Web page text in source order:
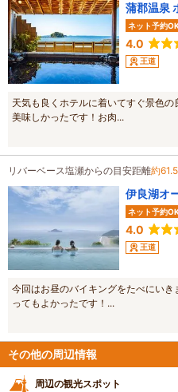
蒲郡温泉
ネット予約
4.0
王道
天気も良くホテルに着いてすぐ景色
美味しかったです！お肉...
リバーベース塩瀬からの目安距離約
伊良湖オ
ネット予約
4.0
王道
今回はお昼のバイキングをたべにい
ってもよかったです！...
その他の周辺情報
周辺の観光スポット